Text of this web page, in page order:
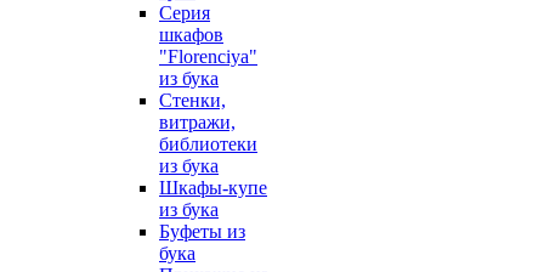
Серия
шкафов
"Florenciya"
из бука
Стенки,
витражи,
библиотеки
из бука
Шкафы-купе
из бука
Буфеты из
бука